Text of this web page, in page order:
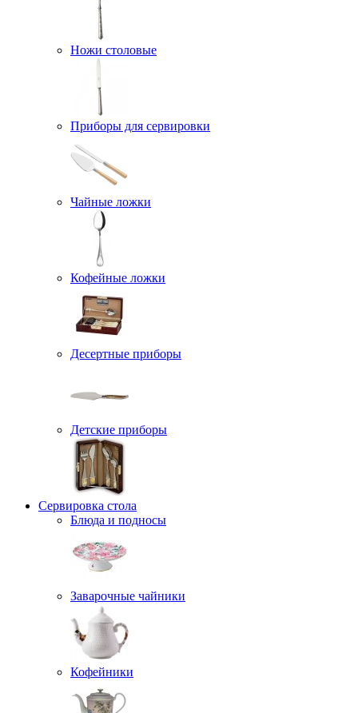
Ножи столовые
Приборы для сервировки
Чайные ложки
Кофейные ложки
Десертные приборы
Детские приборы
Сервировка стола
Блюда и подносы
Заварочные чайники
Кофейники